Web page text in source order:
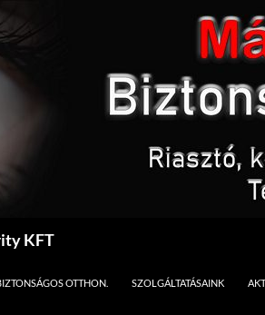
KFT
OTTHON. SZOLGÁLTATÁSAINK